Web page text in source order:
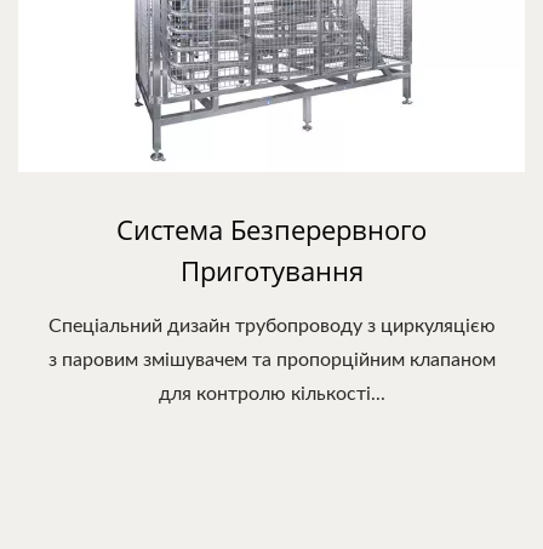
Система Безперервного
Приготування
Спеціальний дизайн трубопроводу з циркуляцією
з паровим змішувачем та пропорційним клапаном
для контролю кількості...